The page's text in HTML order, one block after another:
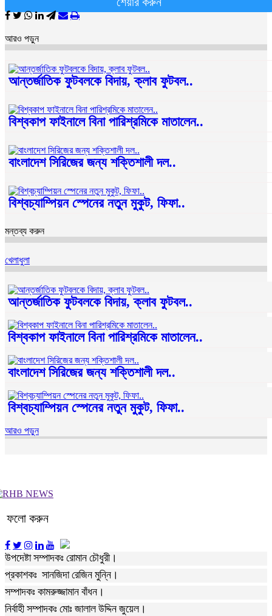
আরও পড়ুন
আন্তর্জাতিক ফুটবলকে বিদায়, ক্লাব ফুটবল..
বিশ্বকাপ ফাইনালে বিনা পারিশ্রমিকে মাতালেন..
বাংলাদেশ সিরিজের জন্য শক্তিশালী দল..
বিশ্বচ্যাম্পিয়ন স্পেনের নতুন মুকুট, ফিফা..
মন্তব্য করুন
খেলাধুলা
আন্তর্জাতিক ফুটবলকে বিদায়, ক্লাব ফুটবল..
বিশ্বকাপ ফাইনালে বিনা পারিশ্রমিকে মাতালেন..
বাংলাদেশ সিরিজের জন্য শক্তিশালী দল..
বিশ্বচ্যাম্পিয়ন স্পেনের নতুন মুকুট, ফিফা..
আরও পড়ুন
ফলো করুন
উপদেষ্টা সম্পাদকঃ রোমান চৌধুরী।
প্রকাশকঃ সানজিদা রেজিন মুন্নি।
সম্পাদকঃ কামরুজ্জামান বাঁধন।
নির্বাহী সম্পাদকঃ মোঃ জালাল উদ্দিন জুয়েল।